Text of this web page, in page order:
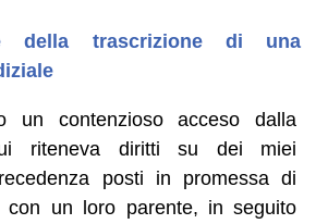
della trascrizione di una
un contenzioso acceso dalla
riteneva diritti su dei miei
posti in promessa di
con un loro parente, in seguito